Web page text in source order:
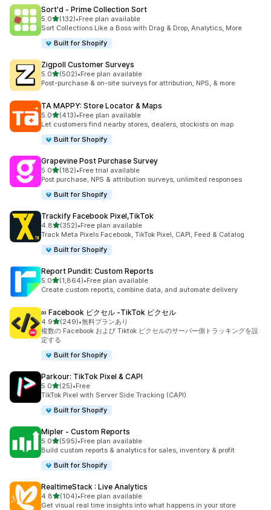
Sort'd ‑ Prime Collection Sort
5.05つ星中
(132)
合計レビュー数：132件
•Free plan available
Sort Collections Like a Boss with Drag & Drop, Analytics, More
Built for Shopify
Zigpoll Customer Surveys
5.05つ星中
(502)
合計レビュー数：502件
•Free plan available
Post-purchase & on-site surveys for attribution, NPS, & more
TA MAPPY: Store Locator & Maps
5.05つ星中
(413)
合計レビュー数：413件
•Free plan available
Let customers find nearby stores, dealers, stockists on map
Built for Shopify
Grapevine Post Purchase Survey
5.05つ星中
(182)
合計レビュー数：182件
•Free trial available
Post purchase, NPS & attribution surveys, unlimited responses
Built for Shopify
Trackify Facebook Pixel,TikTok
4.85つ星中
(352)
合計レビュー数：352件
•Free plan available
Track Meta Pixels Facebook, TikTok Pixel, CAPI, Feed & Catalog
Built for Shopify
Report Pundit: Custom Reports
5.05つ星中
(1,864)
合計レビュー数：1864件
•Free plan available
Create custom reports, combine data, and automate delivery
∞ Facebook ピクセル ‑TikTok ピクセル
4.95つ星中
(249)
合計レビュー数：249件
•無料プランあり
複数の Facebook および Tiktok ピクセルのサーバー側トラッキングを設
定する
Built for Shopify
Parkour: TikTok Pixel & CAPI
5.05つ星中
(25)
合計レビュー数：25件
•Free
TikTok Pixel with Server Side Tracking (CAPI)
Built for Shopify
Mipler ‑ Custom Reports
5.05つ星中
(595)
合計レビュー数：595件
•Free plan available
Build custom reports & analytics for sales, inventory & profit
Built for Shopify
RealtimeStack : Live Analytics
4.85つ星中
(104)
合計レビュー数：104件
•Free plan available
Get visual real time insights into what happens in your store